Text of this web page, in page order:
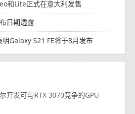
和Lite正式在意大利发售
日期透露
Galaxy S21 FE将于8月发布
开发可与RTX 3070竞争的GPU